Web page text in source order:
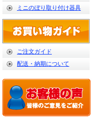
ミニのぼり取り付け器具
ご注文ガイド
配送・納期について